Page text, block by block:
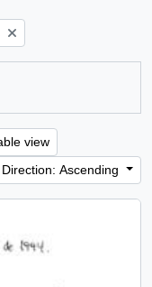
view
Direction: Ascending